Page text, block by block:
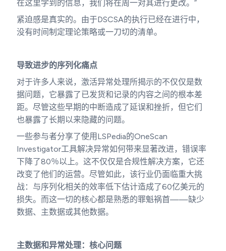
在这里学到的信息，我们将在周一对其进行更改。”
紧迫感是真实的。由于DSCSA的执行已经在进行中，
没有时间制定理论策略或一刀切的清单。
导致进步的序列化痛点
对于许多人来说，激活异常处理所揭示的不仅仅是数
据问题，它暴露了已发货和记录的内容之间的根本差
距。尽管这些早期的中断造成了延误和挫折，但它们
也暴露了长期以来隐藏的问题。
一些参与者分享了使用LSPedia的OneScan
Investigator工具解决异常如何带来显著改进，错误率
下降了80％以上。这不仅仅是合规性解决方案，它还
改变了他们的运营。尽管如此，该行业仍面临重大挑
战：与序列化相关的效率低下估计造成了60亿美元的
损失。而这一切的核心都是熟悉的罪魁祸首——缺少
数据、主数据或其他数据。
主数据和异常处理：核心问题